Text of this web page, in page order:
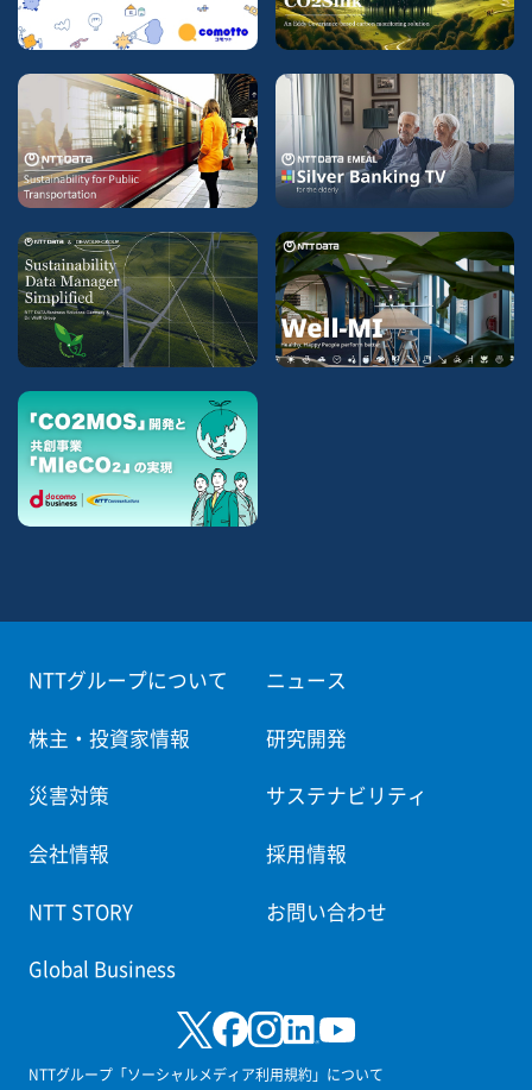
NTTグループについて ニュース
株主・投資家情報 研究開発
災害対策 サステナビリティ
会社情報 採用情報
NTT STORY お問い合わせ
Global Business
NTTグループ「ソーシャルメディア利用規約」について